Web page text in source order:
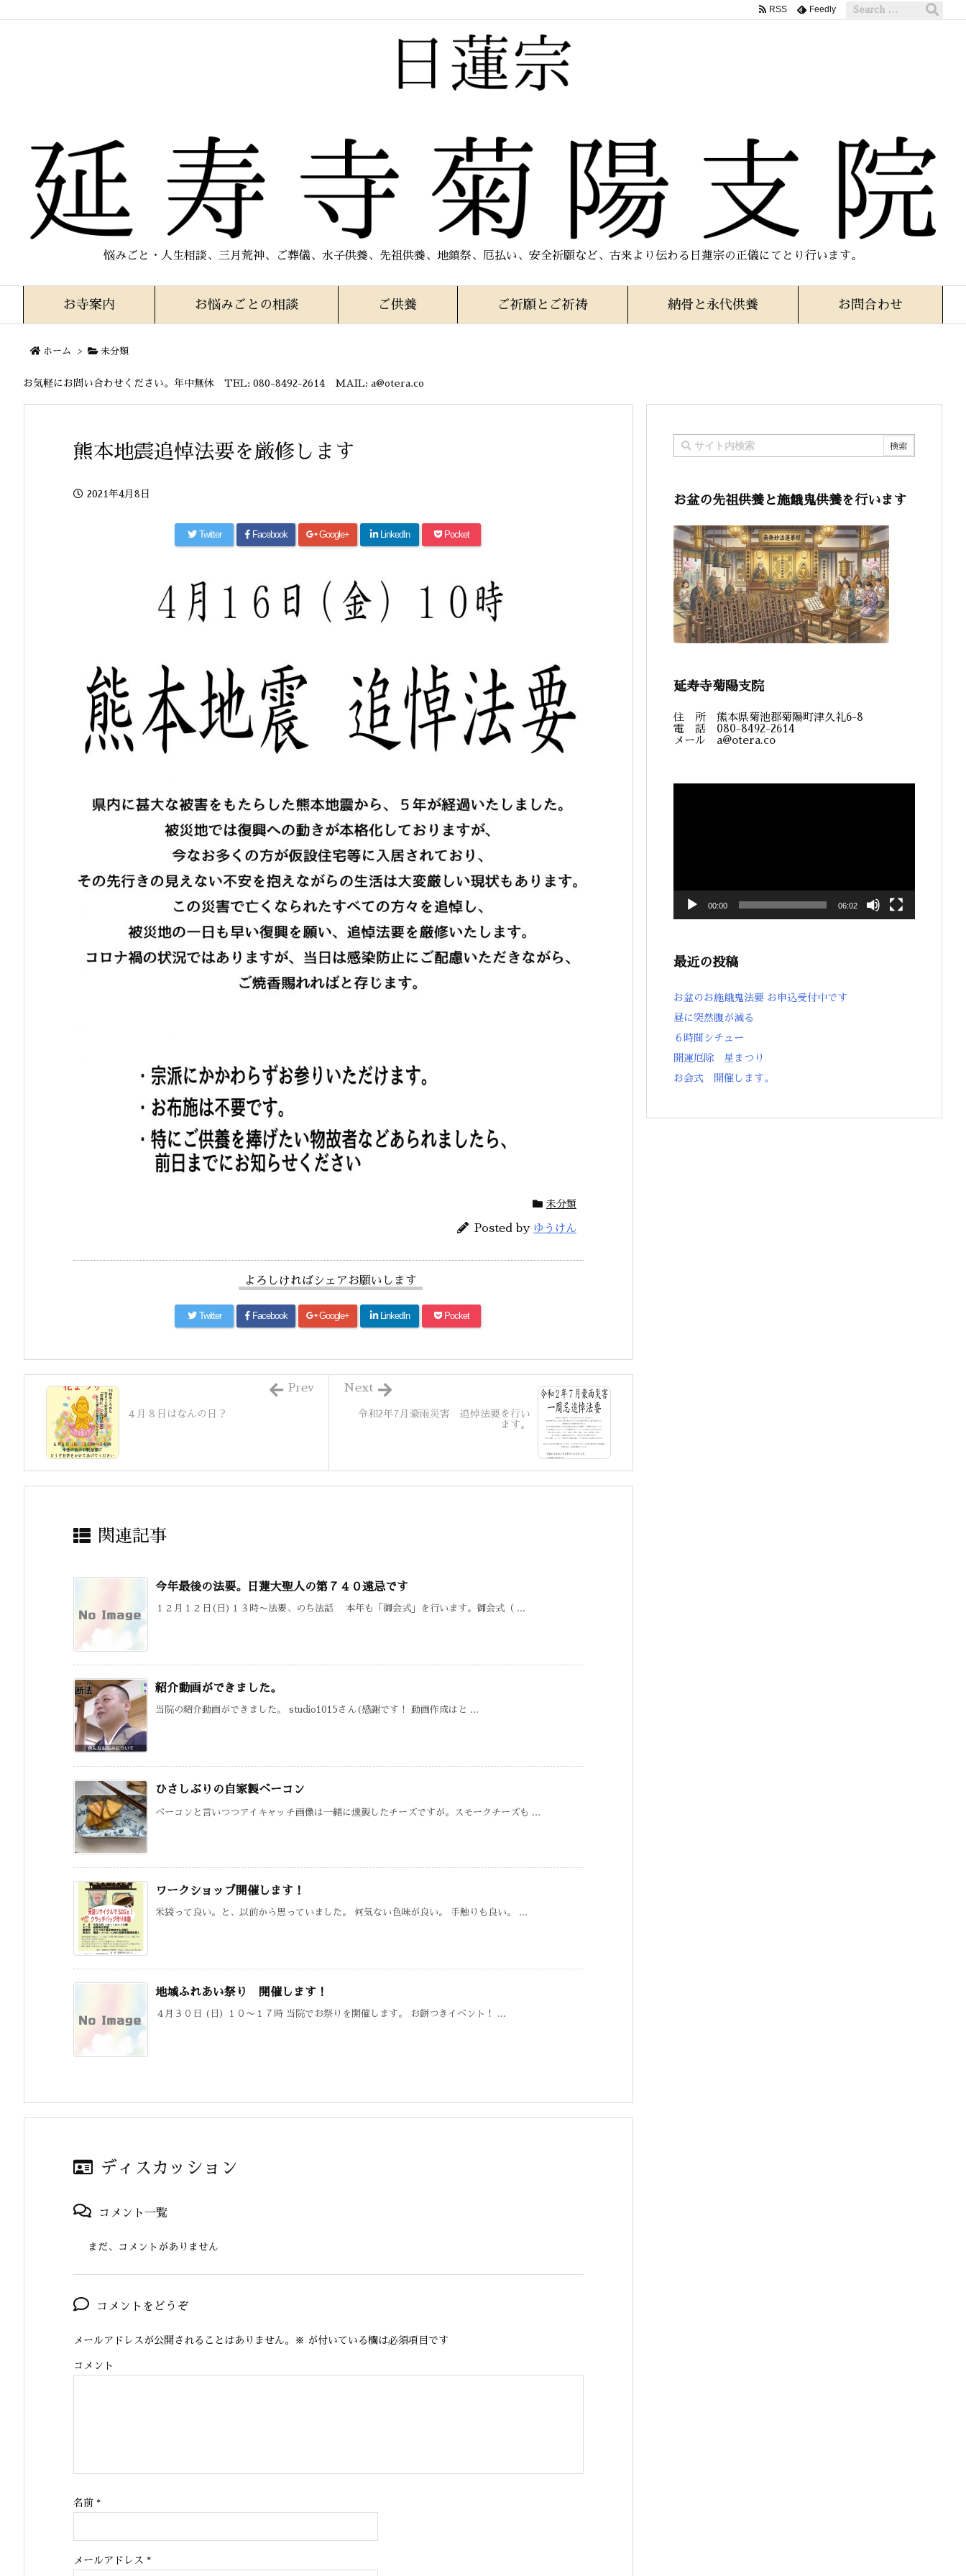
悩みごと・人生相談、三月荒神、ご葬儀、水子供養、先祖供養、地鎮祭、厄払い、安全祈願など、古来より伝わる日蓮宗の正儀にてとり行います。
お寺案内 お悩みごとの相談 ご供養 ご祈願とご祈祷 納骨と永代供養 お問合わせ
RSS Feedly
ホーム > 未分類
お気軽にお問い合わせください。年中無休 TEL: 080-8492-2614 MAIL: a@otera.co
熊本地震追悼法要を厳修します
2021年4月8日
Twitter Facebook Google+ LinkedIn Pocket
未分類
Posted by ゆうけん
よろしければシェアお願いします
Twitter Facebook Google+ LinkedIn Pocket
令和2年7月豪雨災害 追悼法要を行い
ます。
Next
４月８日はなんの日？
Prev
関連記事
今年最後の法要。日蓮大聖人の第７４０遠忌です
１２月１２日(日)１３時〜法要、のち法話 本年も「御会式」を行います。御会式（ ...
紹介動画ができました。
当院の紹介動画ができました。 studio1015さん(感謝です！ 動画作成はと ...
ひさしぶりの自家製ベーコン
ベーコンと言いつつアイキャッチ画像は一緒に燻製したチーズですが。スモークチーズも ...
ワークショップ開催します！
米袋って良い。と、以前から思っていました。 何気ない色味が良い。 手触りも良い。 ...
地域ふれあい祭り 開催します！
４月３０日 (日) １０〜１７時 当院でお祭りを開催します。 お餅つきイベント！ ...
ディスカッション
コメント一覧
まだ、コメントがありません
コメントをどうぞ
メールアドレスが公開されることはありません。 ※ が付いている欄は必須項目です
コメント
名前 *
メールアドレス *
お盆の先祖供養と施餓鬼供養を行います
延寿寺菊陽支院
住 所 熊本県菊池郡菊陽町津久礼6-8
電 話 080-8492-2614
メール a@otera.co
00:00 06:02
最近の投稿
お盆のお施餓鬼法要 お申込受付中です
昼に突然腹が減る
６時間シチュー
開運厄除 星まつり
お会式 開催します。